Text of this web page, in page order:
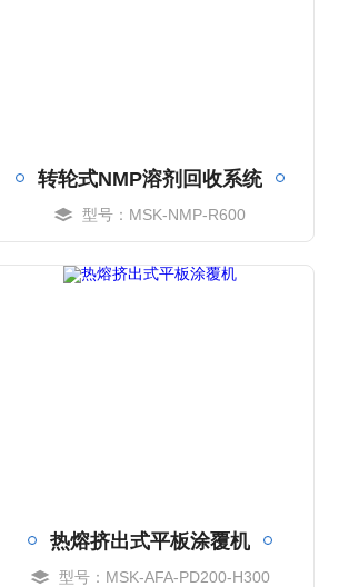
转轮式NMP溶剂回收系统
型号：MSK-NMP-R600
热熔挤出式平板涂覆机
型号：MSK-AFA-PD200-H300